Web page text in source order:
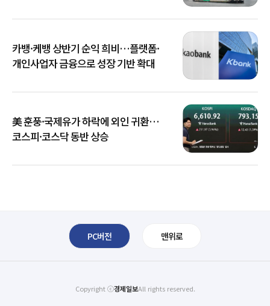
카뱅·케뱅 상반기 순익 희비…플랫폼·
개인사업자 금융으로 성장 기반 확대
美 훈풍·국제유가 하락에 외인 귀환…
코스피·코스닥 동반 상승
PC버전 맨위로
Copyright ⓒ경제일보All rights reserved.